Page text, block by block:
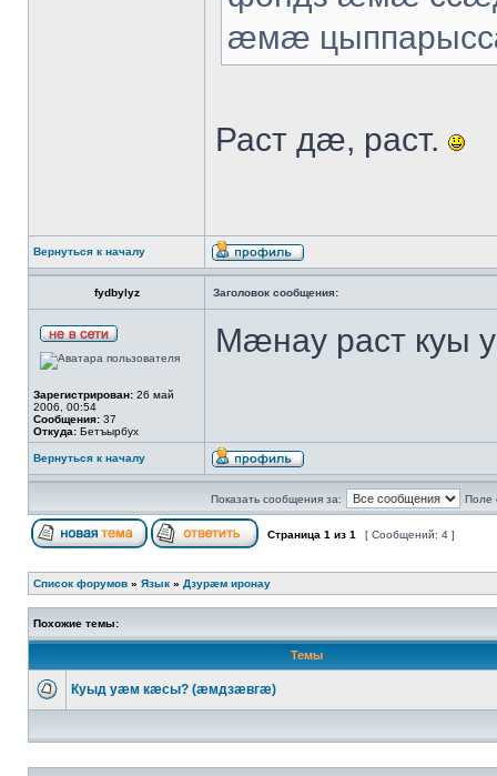
æмæ
Раст дæ, раст.
Вернуться к началу
fydbylyz Заголовок сообщения:
Зарегистрирован: 26 май
2006, 00:54
Сообщения: 37
Откуда: Бетъырбух
Мæнау раст куы
Вернуться к началу
Показать сообщения за: Поле
Страница 1 из 1 [ Сообщений: 4 ]
Список форумов » Язык » Дзурæм иронау
Похожие темы:
Темы
Куыд уæм кæсы? (æмдзæвгæ)